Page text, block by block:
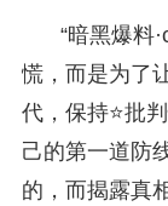
“暗黑爆料
慌，而是为了
代，保持⭐批
己的第一道防
的，而揭露真